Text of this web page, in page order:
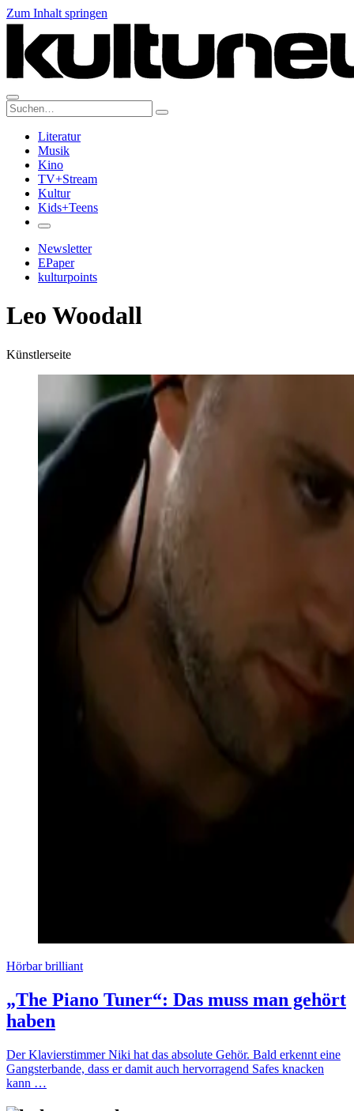
Zum Inhalt springen
Suche:
Literatur
Musik
Kino
TV+Stream
Kultur
Kids+Teens
Newsletter
EPaper
kulturpoints
Leo Woodall
Künstlerseite
Hörbar brilliant
„The Piano Tuner“: Das muss man gehört
haben
Der Klavierstimmer Niki hat das absolute Gehör. Bald erkennt eine
Gangsterbande, dass er damit auch hervorragend Safes knacken
kann …